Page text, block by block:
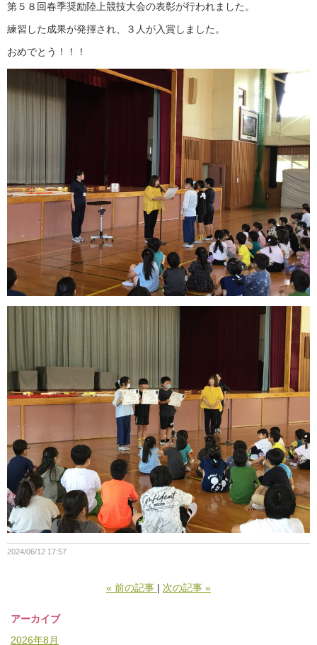
第５８回春季奨励陸上競技大会の表彰が行われました。
練習した成果が発揮され、３人が入賞しました。
おめでとう！！！
2024/06/12 17:57
« 前の記事 次の記事 »
アーカイブ
2026年8月